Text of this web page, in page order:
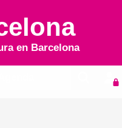
en Barcelona